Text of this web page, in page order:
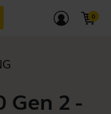
Gen 2 -